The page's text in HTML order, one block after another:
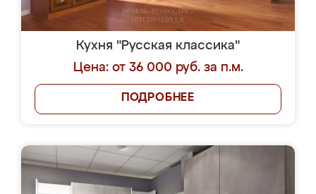
Кухня "Русская классика"
Цена: от 36 000 руб. за п.м.
ПОДРОБНЕЕ